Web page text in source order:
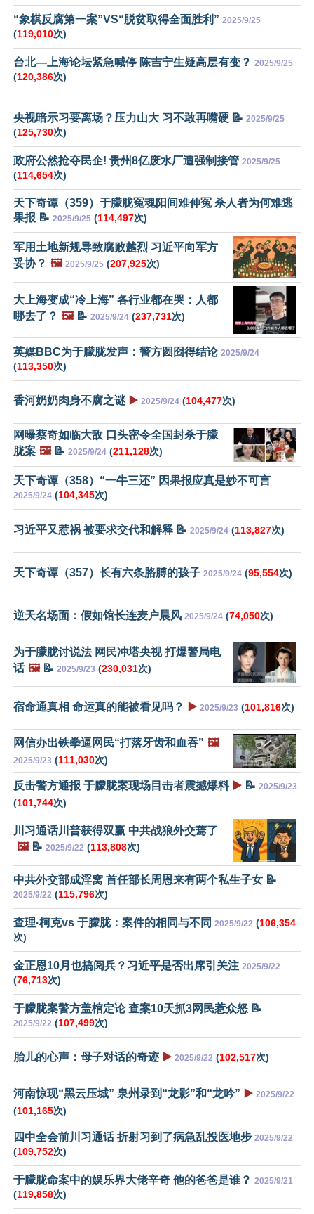
“象棋反腐第一案”VS“脱贫取得全面胜利” 2025/9/25
(119,010次)
台北—上海论坛紧急喊停 陈吉宁生疑高层有变？ 2025/9/25
(120,386次)
央视暗示习要离场？压力山大 习不敢再嘴硬 📝 2025/9/25
(125,730次)
政府公然抢夺民企! 贵州8亿废水厂遭强制接管 2025/9/25
(114,654次)
天下奇谭（359）于朦胧冤魂阳间难伸冤 杀人者为何难逃
果报 📝 2025/9/25 (114,497次)
军用土地新规导致腐败越烈 习近平向军方
妥协？ 🖼️ 2025/9/25 (207,925次)
大上海变成“冷上海” 各行业都在哭：人都
哪去了？ 🖼️📝 2025/9/24 (237,731次)
英媒BBC为于朦胧发声：警方囫囵得结论 2025/9/24
(113,350次)
香河奶奶肉身不腐之谜 ▶️ 2025/9/24 (104,477次)
网曝蔡奇如临大敌 口头密令全国封杀于朦
胧案 🖼️📝 2025/9/24 (211,128次)
天下奇谭（358）“一牛三还” 因果报应真是妙不可言
2025/9/24 (104,345次)
习近平又惹祸 被要求交代和解释 📝 2025/9/24 (113,827次)
天下奇谭（357）长有六条胳膊的孩子 2025/9/24 (95,554次)
逆天名场面：假如馆长连麦户晨风 2025/9/24 (74,050次)
为于朦胧讨说法 网民冲塔央视 打爆警局电
话 🖼️📝 2025/9/23 (230,031次)
宿命通真相 命运真的能被看见吗？ ▶️ 2025/9/23 (101,816次)
网信办出铁拳逼网民“打落牙齿和血吞” 🖼️
2025/9/23 (111,030次)
反击警方通报 于朦胧案现场目击者震撼爆料 ▶️ 📝 2025/9/23
(101,744次)
川习通话川普获得双赢 中共战狼外交蔫了
🖼️📝 2025/9/22 (113,808次)
中共外交部成淫窝 首任部长周恩来有两个私生子女 📝
2025/9/22 (115,796次)
查理·柯克vs 于朦胧：案件的相同与不同 2025/9/22 (106,354
次)
金正恩10月也搞阅兵？习近平是否出席引关注 2025/9/22
(76,713次)
于朦胧案警方盖棺定论 查案10天抓3网民惹众怒 📝
2025/9/22 (107,499次)
胎儿的心声：母子对话的奇迹 ▶️ 2025/9/22 (102,517次)
河南惊现“黑云压城” 泉州录到“龙影”和“龙吟” ▶️ 2025/9/22
(101,165次)
四中全会前川习通话 折射习到了病急乱投医地步 2025/9/22
(109,752次)
于朦胧命案中的娱乐界大佬辛奇 他的爸爸是谁？ 2025/9/21
(119,858次)